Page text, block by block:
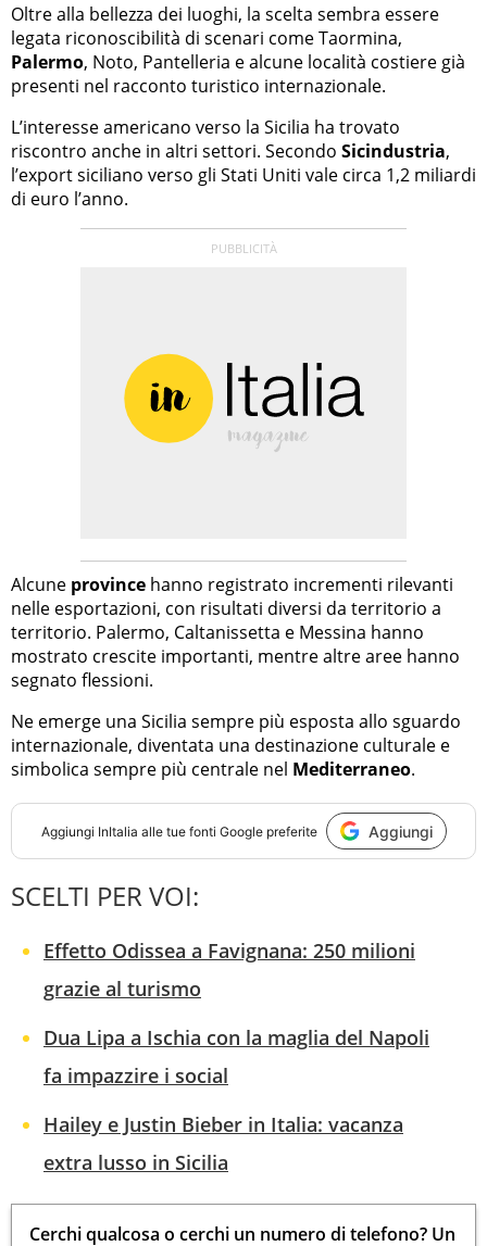
Oltre alla bellezza dei luoghi, la scelta sembra essere
legata riconoscibilità di scenari come Taormina,
Palermo, Noto, Pantelleria e alcune località costiere già
presenti nel racconto turistico internazionale.
L’interesse americano verso la Sicilia ha trovato
riscontro anche in altri settori. Secondo Sicindustria,
l’export siciliano verso gli Stati Uniti vale circa 1,2 miliardi
di euro l’anno.
Alcune province hanno registrato incrementi rilevanti
nelle esportazioni, con risultati diversi da territorio a
territorio. Palermo, Caltanissetta e Messina hanno
mostrato crescite importanti, mentre altre aree hanno
segnato flessioni.
Ne emerge una Sicilia sempre più esposta allo sguardo
internazionale, diventata una destinazione culturale e
simbolica sempre più centrale nel Mediterraneo.
Aggiungi InItalia alle tue fonti Google preferite Aggiungi
SCELTI PER VOI:
Effetto Odissea a Favignana: 250 milioni
grazie al turismo
Dua Lipa a Ischia con la maglia del Napoli
fa impazzire i social
Hailey e Justin Bieber in Italia: vacanza
extra lusso in Sicilia
Cerchi qualcosa o cerchi un numero di telefono? Un